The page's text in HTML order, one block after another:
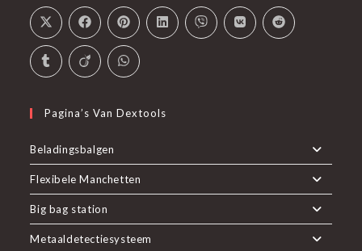
Pagina’s Van Dextools
Beladingsbalgen
Flexibele Manchetten
Big bag station
Metaaldetectiesysteem